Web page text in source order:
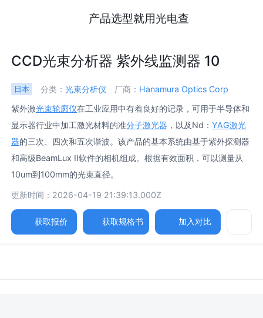
产品选型就用光电查
CCD光束分析器 紫外线监测器 10
日本 分类： 光束分析仪 厂商： Hanamura Optics Corp
紫外激光束轮廓仪在工业应用中有着良好的记录，可用于半导体和
显示器行业中加工激光材料的准分子激光器 ，以及Nd：YAG激光
器的三次、四次和五次谐波。该产品的基本系统由基于紫外探测器
和高级BeamLux II软件的相机组成。根据有效面积，可以测量从
10um到100mm的光束直径。
更新时间：2026-04-19 21:39:13.000Z
获取报价 获取规格书 加入对比